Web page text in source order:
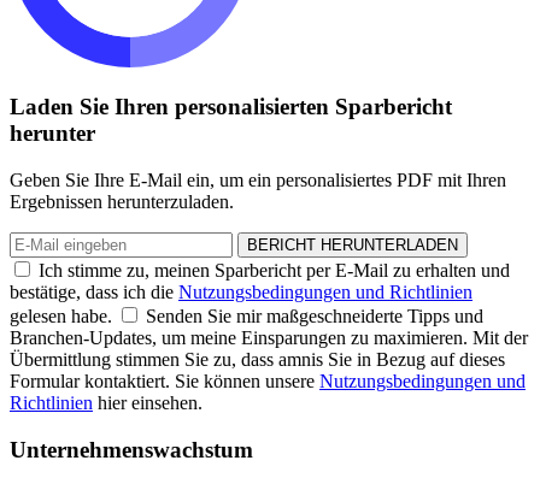
Laden Sie Ihren personalisierten Sparbericht
herunter
Geben Sie Ihre E-Mail ein, um ein personalisiertes PDF mit Ihren
Ergebnissen herunterzuladen.
BERICHT HERUNTERLADEN
Ich stimme zu, meinen Sparbericht per E-Mail zu erhalten und
bestätige, dass ich die Nutzungsbedingungen und Richtlinien
gelesen habe.
Senden Sie mir maßgeschneiderte Tipps und
Branchen-Updates, um meine Einsparungen zu maximieren. Mit der
Übermittlung stimmen Sie zu, dass amnis Sie in Bezug auf dieses
Formular kontaktiert. Sie können unsere Nutzungsbedingungen und
Richtlinien hier einsehen.
Unternehmenswachstum